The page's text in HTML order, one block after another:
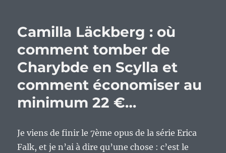
Camilla Läckberg : où
comment tomber de
Charybde en Scylla et
comment économiser au
minimum 22 €…
Je viens de finir le 7ème opus de la série Erica
Falk, et je n’ai à dire qu’une chose : c’est le